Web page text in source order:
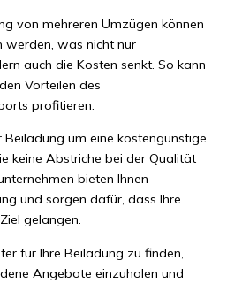
von mehreren Umzügen können
werden, was nicht nur
auch die Kosten senkt. So kann
Vorteilen des
profitieren.
um eine kostengünstige
keine Abstriche bei der Qualität
bieten Ihnen
und sorgen dafür, dass Ihre
gelangen.
für Ihre Beiladung zu finden,
Angebote einzuholen und